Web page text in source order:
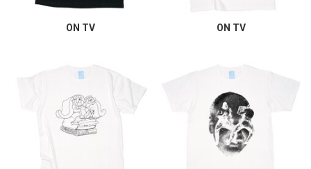
ON TV ON TV